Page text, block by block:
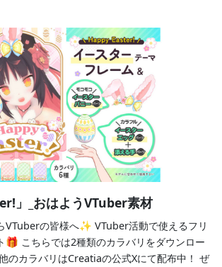
」_おはようVTuber素材
VTuberの皆様へ✨ VTuber活動で使えるフリ
🎁 こちらでは2種類のカラバリをダウンロー
のカラバリはCreatiaの公式Xにて配布中！ ぜ